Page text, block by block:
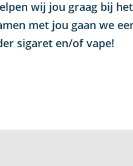
wij jou graag bij
met jou gaan we
sigaret en/of vape!